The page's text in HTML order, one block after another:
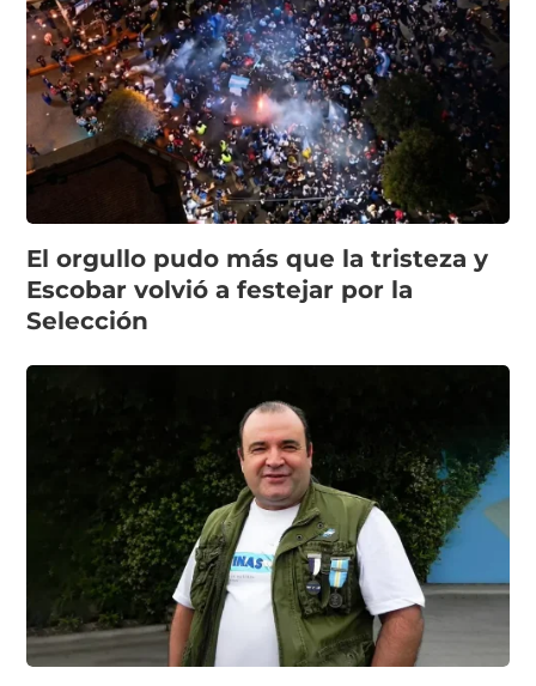
El orgullo pudo más que la tristeza y
Escobar volvió a festejar por la
Selección